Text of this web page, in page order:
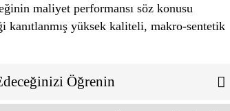
maliyet performansı söz konusu
yüksek kaliteli, makro-sentetik
Öğrenin